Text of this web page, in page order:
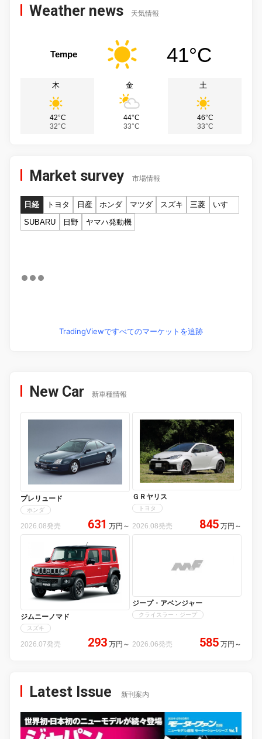
Weather news 天気情報
Tempe 41°C
木
42°C
32°C
金
44°C
33°C
土
46°C
33°C
Market survey 市場情報
日経 トヨタ 日産 ホンダ マツダ スズキ 三菱
いすゞ
SUBARU
日野 ヤマハ発動機
TradingViewですべてのマーケットを追跡
New Car 新車種情報
プレリュード
ホンダ
2026.08発売 631 万円 ～
ＧＲヤリス
トヨタ
2026.08発売 845 万円 ～
ジムニーノマド
スズキ
2026.07発売 293 万円 ～
ジープ・アベンジャー
クライスラー・ジープ
2026.06発売 585 万円 ～
Latest Issue 新刊案内